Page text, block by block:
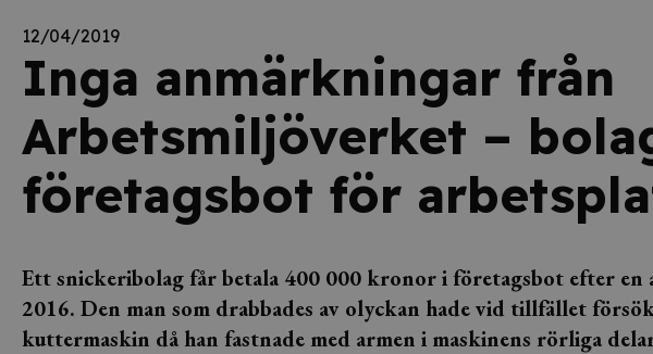
12/04/2019
Inga anmärkningar från
Arbetsmiljöverket –
företagsbot för
Ett snickeribolag får betala 400 000 kronor i företagsbot efter en
2016. Den man som drabbades av olyckan hade vid tillfället
kuttermaskin då han fastnade med armen i maskinens rörliga